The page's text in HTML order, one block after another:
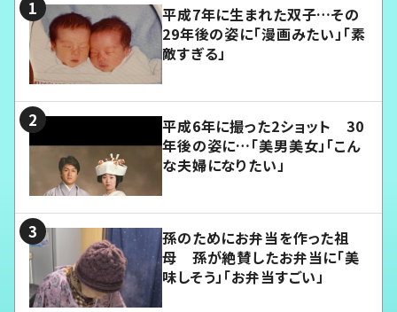
平成7年に生まれた双子…その
29年後の姿に「漫画みたい」「素
敵すぎる」
平成6年に撮った2ショット 30
年後の姿に…「美男美女」「こん
な夫婦になりたい」
孫のためにお弁当を作った祖
母 孫が絶賛したお弁当に「美
味しそう」「お弁当すごい」